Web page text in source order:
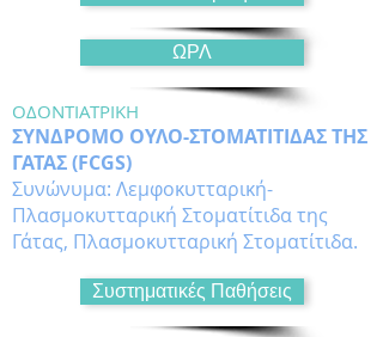
ΩΡΛ
ΟΔΟΝΤΙΑΤΡΙΚΗ
ΣΥΝΔΡΟΜΟ ΟΥΛΟ-ΣΤΟΜΑΤΙΤΙΔΑΣ ΤΗΣ
ΓΑΤΑΣ (FCGS)
Συνώνυμα: Λεμφοκυτταρική-
Πλασμοκυτταρική Στοματίτιδα της
Γάτας, Πλασμοκυτταρική Στοματίτιδα.
Συστηματικές Παθήσεις